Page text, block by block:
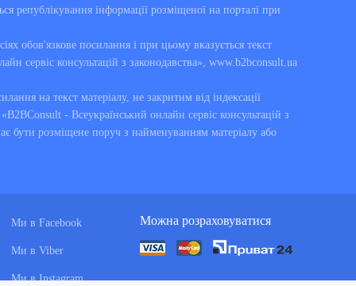
републікування інформації розміщеної на порталі при
обов'язкове посилання і при цьому вказується текст
сервіс консультацій з законодавства», www.b2bconsult.ua
на текст матеріалу, не закритим від індексації
- Всеукраїнський онлайн сервіс консультацій з
бути розміщене поруч з найменуванням матеріалу або
Ми в Facebook
Ми в Viber
Ми в Instagram
Можна розраховуватися